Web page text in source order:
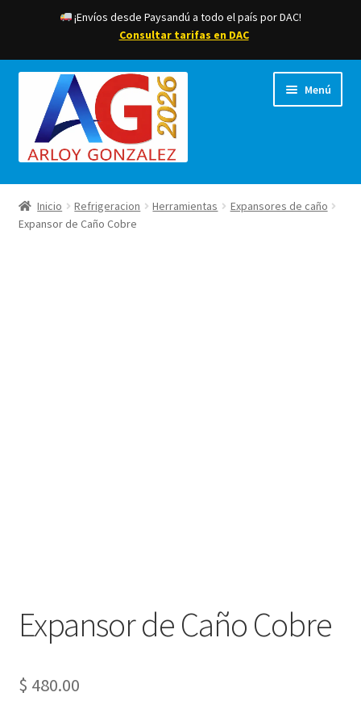
¡Envíos desde Paysandú a todo el país por DAC!
¡Envíos desde Paysandú a todo el país por DAC!
Consultar tarifas en DAC
navegación
contenido
Menú
Acceder/Mi cuenta
Finalizar compra
Inicio Refrigeracion Herramientas
Expansores de caño
Expansor de Caño Cobre
Expansor de Caño Cobre
$ 480.00